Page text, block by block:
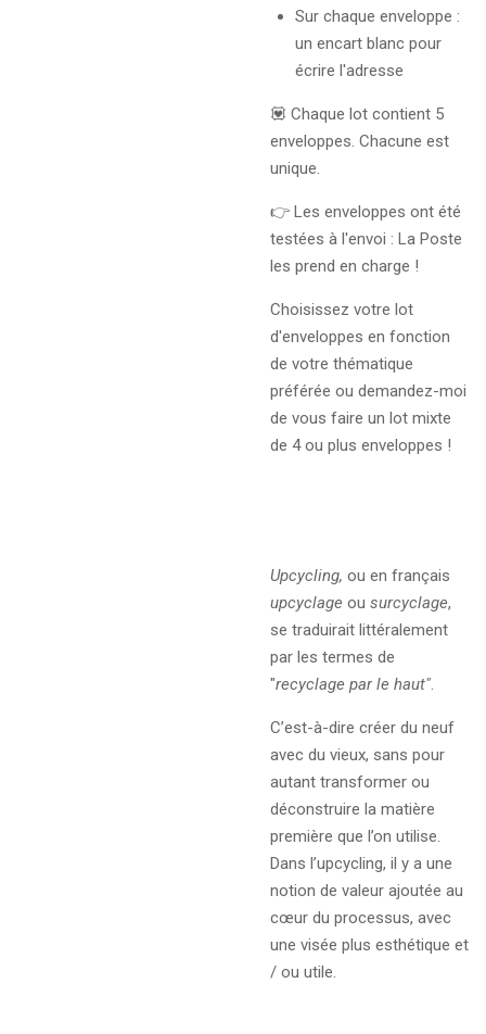
Sur chaque enveloppe :
un encart blanc pour
écrire l'adresse
💟 Chaque lot contient 5
enveloppes. Chacune est
unique.
👉 Les enveloppes ont été
testées à l'envoi : La Poste
les prend en charge !
Choisissez votre lot
d'enveloppes en fonction
de votre thématique
préférée ou demandez-moi
de vous faire un lot mixte
de 4 ou plus enveloppes !
Upcycling, ou en français
upcyclage ou surcyclage,
se traduirait littéralement
par les termes de
"recyclage par le haut".
C’est-à-dire créer du neuf
avec du vieux, sans pour
autant transformer ou
déconstruire la matière
première que l’on utilise.
Dans l’upcycling, il y a une
notion de valeur ajoutée au
cœur du processus, avec
une visée plus esthétique et
/ ou utile.